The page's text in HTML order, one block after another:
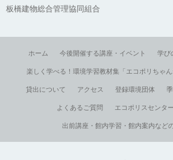
板橋建物総合管理協同組合
ホーム 今後開催する講座・イベント 学び
楽しく学べる！環境学習教材集「エコポリちゃん
貸出について アクセス 登録環境団体
よくあるご質問 エコポリスセンタ
出前講座・館内学習・館内案内など